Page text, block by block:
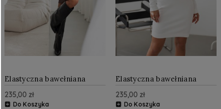
Elastyczna bawełniana
sukienka w prążek
Czekoladowa
235,00 zł
Do Koszyka
Elastyczna bawełniana
sukienka w prążek Ecru
235,00 zł
Do Koszyka